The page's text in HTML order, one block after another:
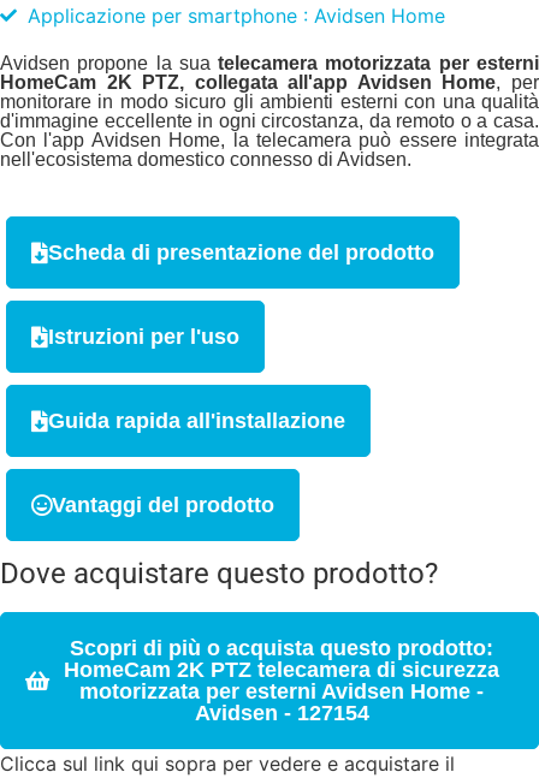
Applicazione per smartphone : Avidsen Home
Avidsen propone la suatelecamera motorizzata per esterni
HomeCam 2K PTZ, collegata all'app Avidsen Home, per
monitorare in modo sicuro gli ambienti esterni con una qualità
d'immagine eccellente in ogni circostanza, da remoto o a casa.
Con l'app Avidsen Home, la telecamera può essere integrata
nell'ecosistema domestico connesso di Avidsen.
Scheda di presentazione del prodotto
Istruzioni per l'uso
Guida rapida all'installazione
Vantaggi del prodotto
Dove acquistare questo prodotto?
Scopri di più o acquista questo prodotto:
HomeCam 2K PTZ telecamera di sicurezza
motorizzata per esterni Avidsen Home -
Avidsen - 127154
Clicca sul link qui sopra per vedere e acquistare il